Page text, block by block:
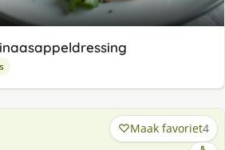
Maak favoriet4